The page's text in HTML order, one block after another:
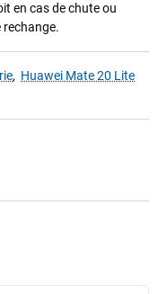
en cas de chute ou
rechange.
, Huawei Mate 20 Lite